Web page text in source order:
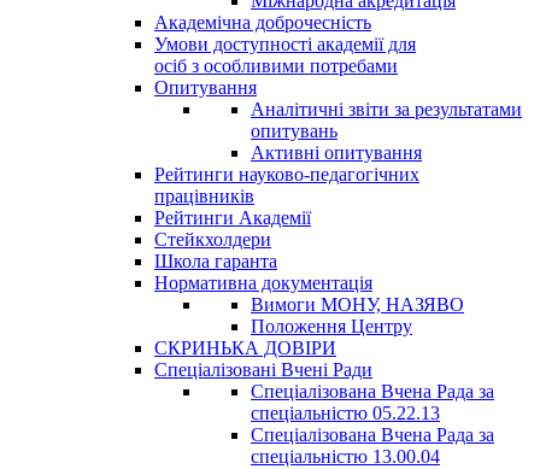
Академічна доброчесність
Умови доступності академії для
осіб з особливими потребами
Опитування
Аналітичні звіти за результатами
опитувань
Активні опитування
Рейтинги науково-педагогічних
працівників
Рейтинги Академії
Стейкхолдери
Школа гаранта
Нормативна документація
Вимоги МОНУ, НАЗЯВО
Положення Центру
СКРИНЬКА ДОВІРИ
Спеціалізовані Вчені Ради
Спеціалізована Вчена Рада за
спеціальністю 05.22.13
Спеціалізована Вчена Рада за
спеціальністю 13.00.04